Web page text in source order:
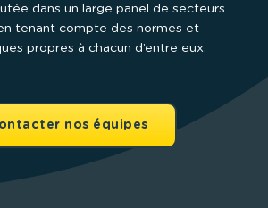
dans un large panel de secteurs
tenant compte des normes et
propres à chacun d’entre eux.
nos équipes